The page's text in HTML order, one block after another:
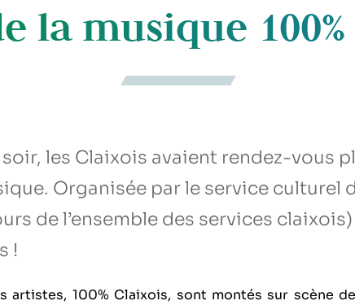
la musique
les Claixois avaient rendez-vous
Organisée par le service culturel
de l’ensemble des services
!
artistes, 100% Claixois, sont montés sur scène